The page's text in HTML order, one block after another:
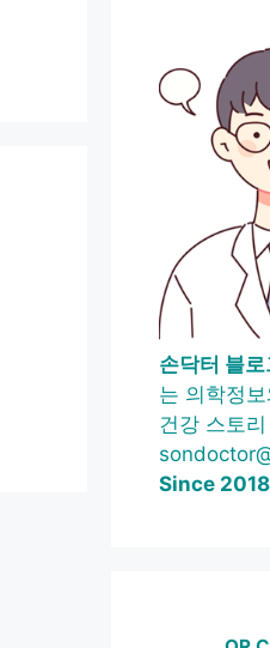
손닥터 블로
는 의학정
건강 스토
Since